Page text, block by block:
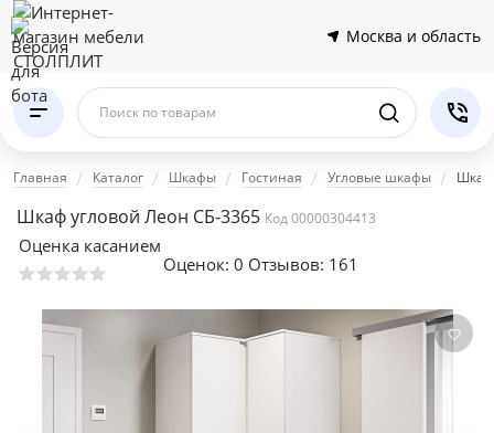
Москва и область
Поиск по товарам
Главная Каталог Шкафы Гостиная Угловые шкафы Шкаф
Шкаф угловой Леон СБ-3365 Код 00000304413
Оценка касанием
Оценок: 0 Отзывов: 161